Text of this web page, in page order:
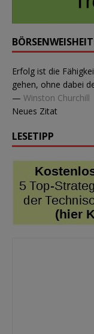
Erfolg ist die
gehen, ohne dabei
— Winston Churchill
Neues Zitat
LESETIPP